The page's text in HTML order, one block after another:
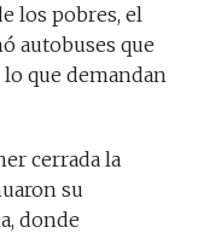
los pobres, el
autobuses que
que demandan
cerrada la
su
donde